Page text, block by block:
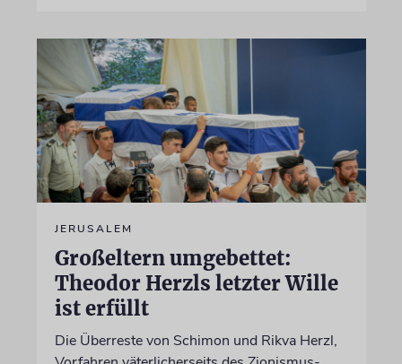
JERUSALEM
Großeltern umgebettet:
Theodor Herzls letzter Wille
ist erfüllt
Die Überreste von Schimon und Rikva Herzl,